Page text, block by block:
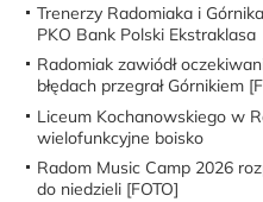
Trenerzy Radomiaka i
PKO Bank Polski Ekstraklasa
Radomiak zawiódł
błędach przegrał Górnikiem
Liceum Kochanowskiego w
wielofunkcyjne boisko
Radom Music Camp 2026
do niedzieli [FOTO]